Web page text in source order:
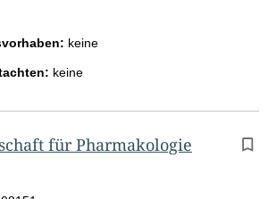
keine
keine
für Pharmakologie